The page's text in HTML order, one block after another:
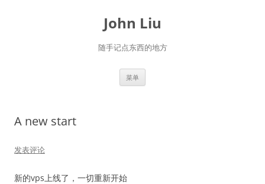
John Liu
随手记点东西的地方
菜单
A new start
发表评论
新的vps上线了，一切重新开始